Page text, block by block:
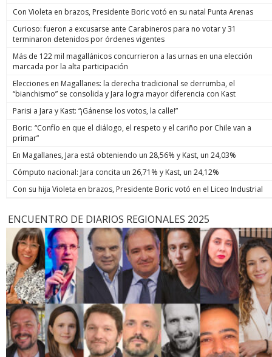
Con Violeta en brazos, Presidente Boric votó en su natal Punta Arenas
Curioso: fueron a excusarse ante Carabineros para no votar y 31
terminaron detenidos por órdenes vigentes
Más de 122 mil magallánicos concurrieron a las urnas en una elección
marcada por la alta participación
Elecciones en Magallanes: la derecha tradicional se derrumba, el
“bianchismo” se consolida y Jara logra mayor diferencia con Kast
Parisi a Jara y Kast: “¡Gánense los votos, la calle!”
Boric: “Confío en que el diálogo, el respeto y el cariño por Chile van a
primar”
En Magallanes, Jara está obteniendo un 28,56% y Kast, un 24,03%
Cómputo nacional: Jara concita un 26,71% y Kast, un 24,12%
Con su hija Violeta en brazos, Presidente Boric votó en el Liceo Industrial
ENCUENTRO DE DIARIOS REGIONALES 2025